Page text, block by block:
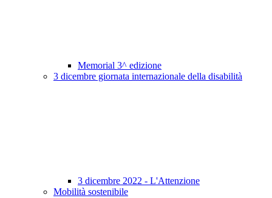
Memorial 3^ edizione
3 dicembre giornata internazionale della disabilità
3 dicembre 2022 - L'Attenzione
Mobilità sostenibile